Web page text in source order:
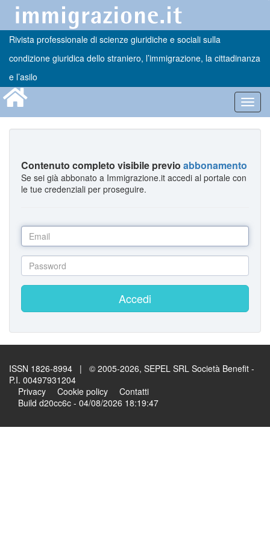
Rivista professionale di scienze giuridiche e sociali sulla
condizione giuridica dello straniero, l’immigrazione, la cittadinanza
e l’asilo
Contenuto completo visibile previo abbonamento
Se sei già abbonato a Immigrazione.it accedi al portale con
le tue credenziali per proseguire.
Accedi
ISSN 1826-8994 | © 2005-2026, SEPEL SRL Società Benefit -
P.I. 00497931204
Privacy
Cookie policy
Contatti
Build d20cc6c - 04/08/2026 18:19:47